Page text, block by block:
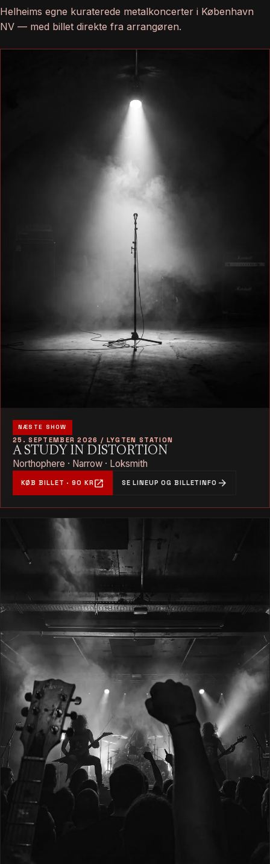
Helheims egne kuraterede metalkoncerter i København
NV — med billet direkte fra arrangøren.
NÆSTE SHOW
25. SEPTEMBER 2026 / LYGTEN STATION
A STUDY IN DISTORTION
Northophere · Narrow · Loksmith
KØB BILLET · 90 KR open_in_new SE LINEUP OG BILLETINFO arrow_forward